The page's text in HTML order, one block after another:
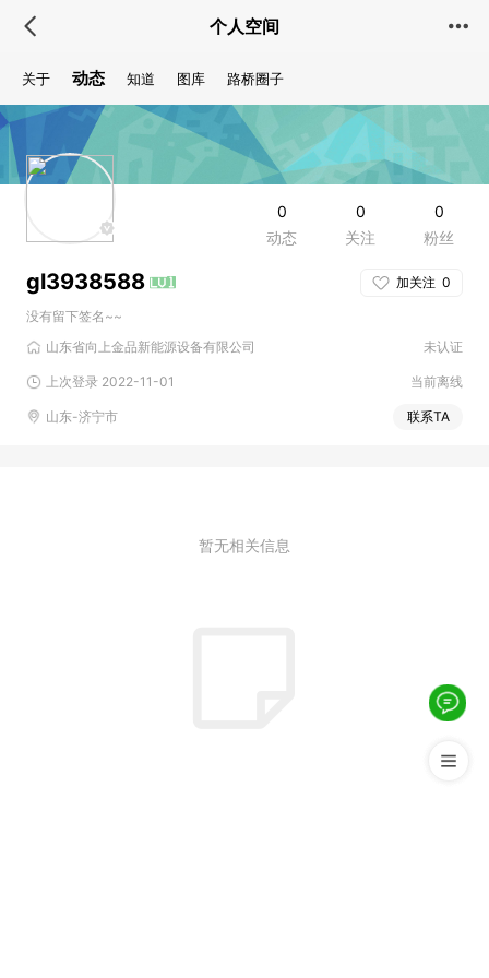
个人空间
0
粉丝
0
关注
0
动态
gl3938588 加关注 0
没有留下签名~~
山东省向上金品新能源设备有限公司
未认证
上次登录 2022-11-01 当前离线
山东-济宁市 联系TA
关于 动态 知道 图库 路桥圈子
暂无相关信息